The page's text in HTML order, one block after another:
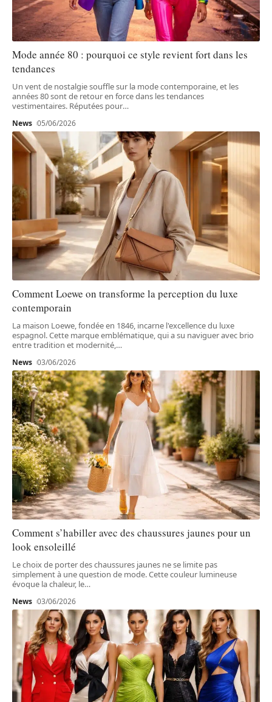
Mode année 80 : pourquoi ce style revient fort dans les
tendances
Un vent de nostalgie souffle sur la mode contemporaine, et les
années 80 sont de retour en force dans les tendances
vestimentaires. Réputées pour…
News 05/06/2026
Comment Loewe on transforme la perception du luxe
contemporain
La maison Loewe, fondée en 1846, incarne l'excellence du luxe
espagnol. Cette marque emblématique, qui a su naviguer avec brio
entre tradition et modernité,…
News 03/06/2026
Comment s’habiller avec des chaussures jaunes pour un
look ensoleillé
Le choix de porter des chaussures jaunes ne se limite pas
simplement à une question de mode. Cette couleur lumineuse
évoque la chaleur, le…
News 03/06/2026